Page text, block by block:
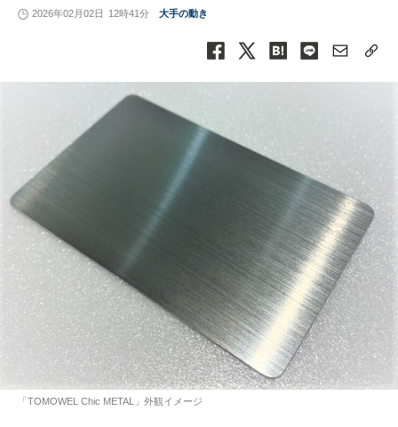
2026年02月02日 12時41分 大手の動き
「TOMOWEL Chic METAL」外観イメージ